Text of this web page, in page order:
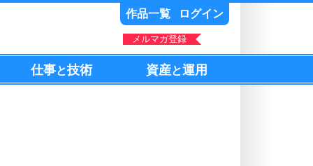
作品一覧 ログイン
メルマガ登録
仕事と技術 資産と運用